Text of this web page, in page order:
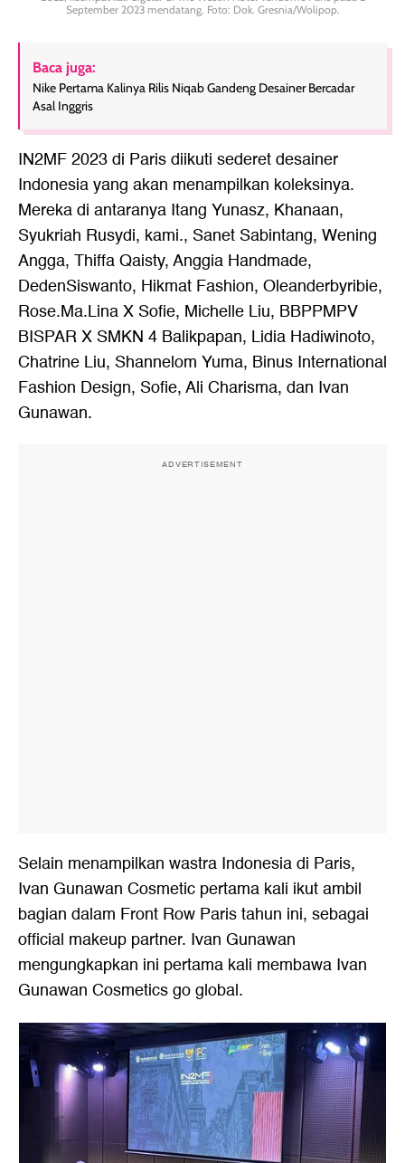
September 2023 mendatang. Foto: Dok. Gresnia/Wolipop.
Baca juga:
Nike Pertama Kalinya Rilis Niqab Gandeng Desainer Bercadar
Asal Inggris
IN2MF 2023 di Paris diikuti sederet desainer
Indonesia yang akan menampilkan koleksinya.
Mereka di antaranya Itang Yunasz, Khanaan,
Syukriah Rusydi, kami., Sanet Sabintang, Wening
Angga, Thiffa Qaisty, Anggia Handmade,
DedenSiswanto, Hikmat Fashion, Oleanderbyribie,
Rose.Ma.Lina X Sofie, Michelle Liu, BBPPMPV
BISPAR X SMKN 4 Balikpapan, Lidia Hadiwinoto,
Chatrine Liu, Shannelom Yuma, Binus International
Fashion Design, Sofie, Ali Charisma, dan Ivan
Gunawan.
ADVERTISEMENT
Selain menampilkan wastra Indonesia di Paris,
Ivan Gunawan Cosmetic pertama kali ikut ambil
bagian dalam Front Row Paris tahun ini, sebagai
official makeup partner. Ivan Gunawan
mengungkapkan ini pertama kali membawa Ivan
Gunawan Cosmetics go global.